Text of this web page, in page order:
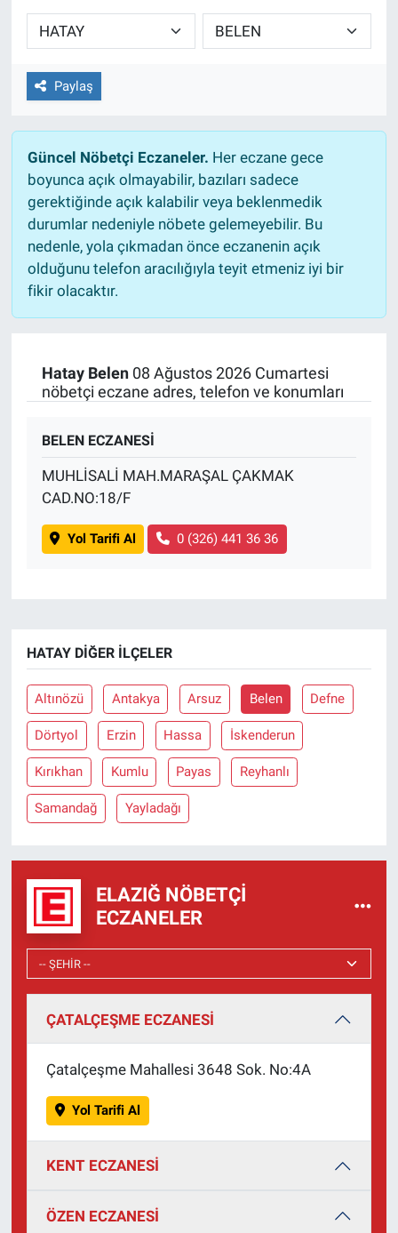
Paylaş
Güncel Nöbetçi Eczaneler. Her eczane gece
boyunca açık olmayabilir, bazıları sadece
gerektiğinde açık kalabilir veya beklenmedik
durumlar nedeniyle nöbete gelemeyebilir. Bu
nedenle, yola çıkmadan önce eczanenin açık
olduğunu telefon aracılığıyla teyit etmeniz iyi bir
fikir olacaktır.
Hatay Belen08 Ağustos 2026 Cumartesi
nöbetçi eczane adres, telefon ve konumları
BELEN ECZANESİ
MUHLİSALİ MAH.MARAŞAL ÇAKMAK
CAD.NO:18/F
Yol Tarifi Al 0 (326) 441 36 36
HATAY DIĞER İLÇELER
Altınözü Antakya Arsuz Belen Defne
Dörtyol Erzin Hassa İskenderun
Kırıkhan Kumlu Payas Reyhanlı
Samandağ Yayladağı
ELAZIĞ NÖBETÇI
ECZANELER
ÇATALÇEŞME ECZANESİ
Çatalçeşme Mahallesi 3648 Sok. No:4A
Yol Tarifi Al
KENT ECZANESİ
ÖZEN ECZANESİ
Sağlıklı Yaşam
Siyaset
Yaşam